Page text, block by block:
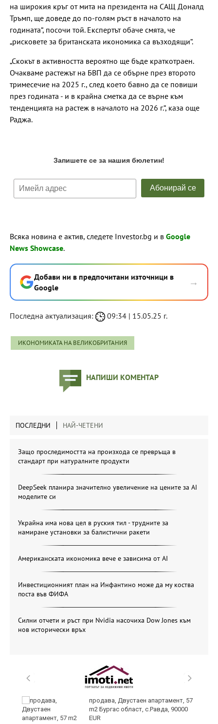
на широкия кръг от мита на президента на САЩ Доналд
Тръмп, ще доведе до по-голям ръст в началото на
годината“, посочи той. Експертът обаче смята, че
„рисковете за британската икономика са възходящи“.
„Скокът в активността вероятно ще бъде краткотраен.
Очакваме растежът на БВП да се обърне през второто
тримесечие на 2025 г., след което бавно да се повиши
през годината - и в крайна сметка да се върне към
тенденцията на растеж в началото на 2026 г.“, каза още
Раджа.
Всяка новина е актив, следете Investor.bg и в Google
News Showcase.
Добави ни в предпочитани източници в
Google
→
Последна актуализация: 09:34 | 15.05.25 г.
ИКОНОМИКАТА НА ВЕЛИКОБРИТАНИЯ
НАПИШИ КОМЕНТАР
ПОСЛЕДНИ НАЙ-ЧЕТЕНИ
Защо проследимостта на произхода се превръща в
стандарт при натуралните продукти
DeepSeek планира значително увеличение на цените за AI
моделите си
Украйна има нова цел в руския тил - трудните за
намиране установки за балистични ракети
Американската икономика вече е зависима от АІ
Инвестиционният план на Инфантино може да му коства
поста във ФИФА
Силни отчети и ръст при Nvidia насочиха Dow Jones към
нов исторически връх
продава, Двустаен апартамент, 57
m2 Бургас област, с.Равда, 90000
EUR